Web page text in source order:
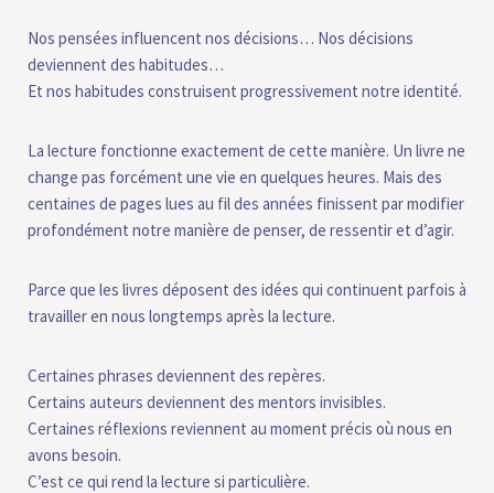
Nos pensées influencent nos décisions… Nos décisions
deviennent des habitudes…
Et nos habitudes construisent progressivement notre identité.
La lecture fonctionne exactement de cette manière. Un livre ne
change pas forcément une vie en quelques heures. Mais des
centaines de pages lues au fil des années finissent par modifier
profondément notre manière de penser, de ressentir et d’agir.
Parce que les livres déposent des idées qui continuent parfois à
travailler en nous longtemps après la lecture.
Certaines phrases deviennent des repères.
Certains auteurs deviennent des mentors invisibles.
Certaines réflexions reviennent au moment précis où nous en
avons besoin.
C’est ce qui rend la lecture si particulière.